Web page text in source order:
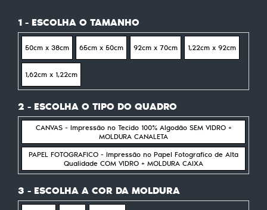
1 - ESCOLHA O TAMANHO
50cm x 38cm 65cm x 50cm 92cm x 70cm 1,22cm x 92cm
1,62cm x 1,22cm
2 - ESCOLHA O TIPO DO QUADRO
CANVAS - Impressão no Tecido 100% Algodão SEM VIDRO +
MOLDURA CANALETA
PAPEL FOTOGRAFICO - Impressão no Papel Fotografico de Alta
Qualidade COM VIDRO + MOLDURA CAIXA
3 - ESCOLHA A COR DA MOLDURA